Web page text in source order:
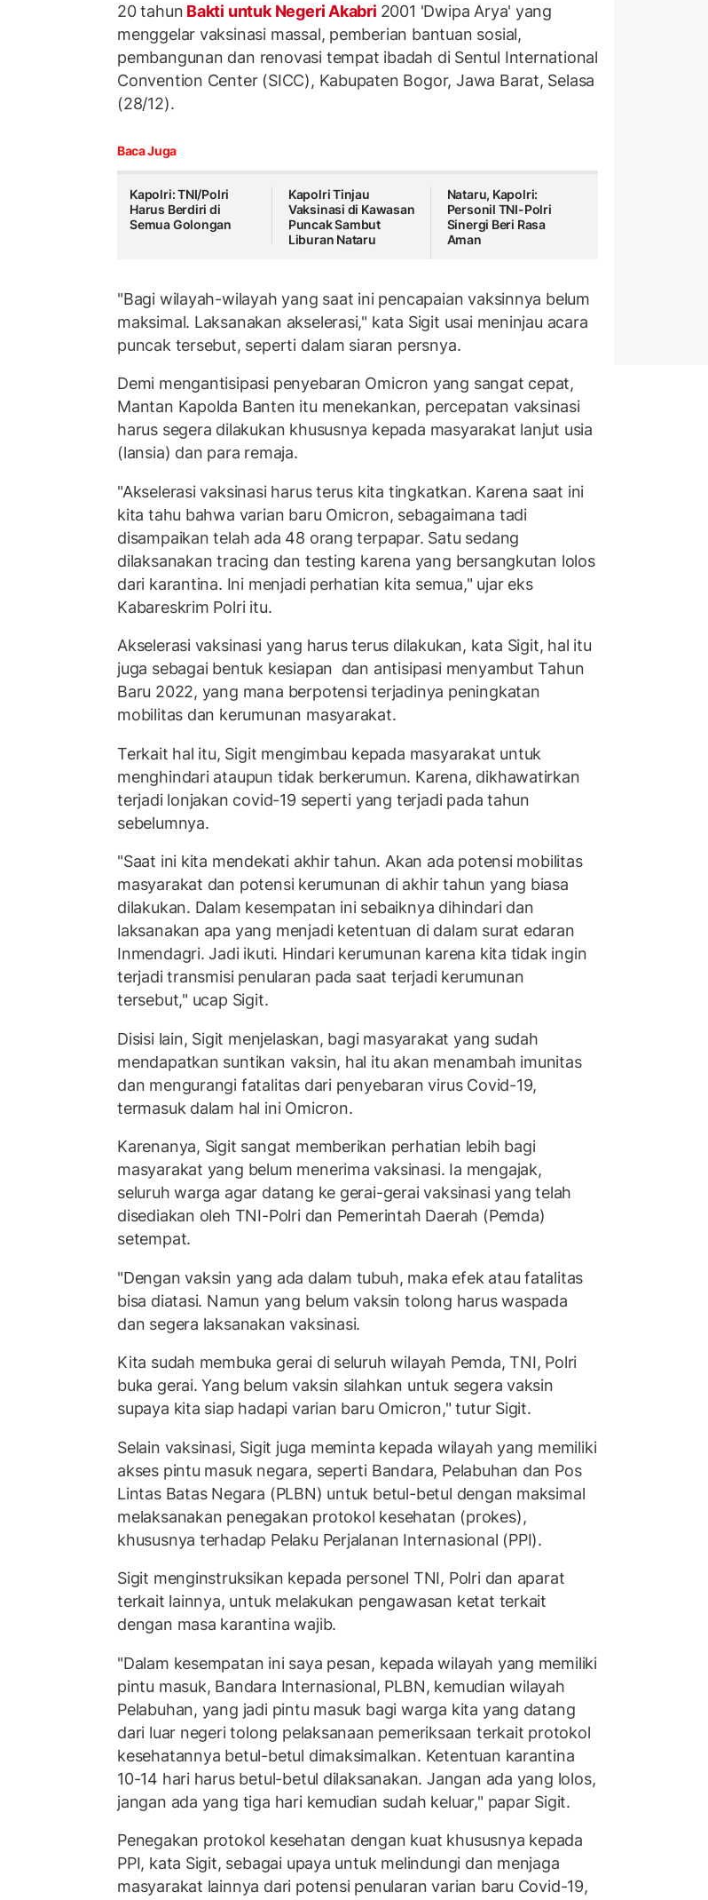
20 tahun Bakti untuk Negeri Akabri 2001 'Dwipa Arya' yang
menggelar vaksinasi massal, pemberian bantuan sosial,
pembangunan dan renovasi tempat ibadah di Sentul International
Convention Center (SICC), Kabupaten Bogor, Jawa Barat, Selasa
(28/12).
Baca Juga
Kapolri: TNI/Polri
Harus Berdiri di
Semua Golongan
Kapolri Tinjau
Vaksinasi di Kawasan
Puncak Sambut
Liburan Nataru
Nataru, Kapolri:
Personil TNI-Polri
Sinergi Beri Rasa
Aman
"Bagi wilayah-wilayah yang saat ini pencapaian vaksinnya belum
maksimal. Laksanakan akselerasi," kata Sigit usai meninjau acara
puncak tersebut, seperti dalam siaran persnya.
Demi mengantisipasi penyebaran Omicron yang sangat cepat,
Mantan Kapolda Banten itu menekankan, percepatan vaksinasi
harus segera dilakukan khususnya kepada masyarakat lanjut usia
(lansia) dan para remaja.
"Akselerasi vaksinasi harus terus kita tingkatkan. Karena saat ini
kita tahu bahwa varian baru Omicron, sebagaimana tadi
disampaikan telah ada 48 orang terpapar. Satu sedang
dilaksanakan tracing dan testing karena yang bersangkutan lolos
dari karantina. Ini menjadi perhatian kita semua," ujar eks
Kabareskrim Polri itu.
Akselerasi vaksinasi yang harus terus dilakukan, kata Sigit, hal itu
juga sebagai bentuk kesiapan dan antisipasi menyambut Tahun
Baru 2022, yang mana berpotensi terjadinya peningkatan
mobilitas dan kerumunan masyarakat.
Terkait hal itu, Sigit mengimbau kepada masyarakat untuk
menghindari ataupun tidak berkerumun. Karena, dikhawatirkan
terjadi lonjakan covid-19 seperti yang terjadi pada tahun
sebelumnya.
"Saat ini kita mendekati akhir tahun. Akan ada potensi mobilitas
masyarakat dan potensi kerumunan di akhir tahun yang biasa
dilakukan. Dalam kesempatan ini sebaiknya dihindari dan
laksanakan apa yang menjadi ketentuan di dalam surat edaran
Inmendagri. Jadi ikuti. Hindari kerumunan karena kita tidak ingin
terjadi transmisi penularan pada saat terjadi kerumunan
tersebut," ucap Sigit.
Disisi lain, Sigit menjelaskan, bagi masyarakat yang sudah
mendapatkan suntikan vaksin, hal itu akan menambah imunitas
dan mengurangi fatalitas dari penyebaran virus Covid-19,
termasuk dalam hal ini Omicron.
Karenanya, Sigit sangat memberikan perhatian lebih bagi
masyarakat yang belum menerima vaksinasi. Ia mengajak,
seluruh warga agar datang ke gerai-gerai vaksinasi yang telah
disediakan oleh TNI-Polri dan Pemerintah Daerah (Pemda)
setempat.
"Dengan vaksin yang ada dalam tubuh, maka efek atau fatalitas
bisa diatasi. Namun yang belum vaksin tolong harus waspada
dan segera laksanakan vaksinasi.
Kita sudah membuka gerai di seluruh wilayah Pemda, TNI, Polri
buka gerai. Yang belum vaksin silahkan untuk segera vaksin
supaya kita siap hadapi varian baru Omicron," tutur Sigit.
Selain vaksinasi, Sigit juga meminta kepada wilayah yang memiliki
akses pintu masuk negara, seperti Bandara, Pelabuhan dan Pos
Lintas Batas Negara (PLBN) untuk betul-betul dengan maksimal
melaksanakan penegakan protokol kesehatan (prokes),
khususnya terhadap Pelaku Perjalanan Internasional (PPI).
Sigit menginstruksikan kepada personel TNI, Polri dan aparat
terkait lainnya, untuk melakukan pengawasan ketat terkait
dengan masa karantina wajib.
"Dalam kesempatan ini saya pesan, kepada wilayah yang memiliki
pintu masuk, Bandara Internasional, PLBN, kemudian wilayah
Pelabuhan, yang jadi pintu masuk bagi warga kita yang datang
dari luar negeri tolong pelaksanaan pemeriksaan terkait protokol
kesehatannya betul-betul dimaksimalkan. Ketentuan karantina
10-14 hari harus betul-betul dilaksanakan. Jangan ada yang lolos,
jangan ada yang tiga hari kemudian sudah keluar," papar Sigit.
Penegakan protokol kesehatan dengan kuat khususnya kepada
PPI, kata Sigit, sebagai upaya untuk melindungi dan menjaga
masyarakat lainnya dari potensi penularan varian baru Covid-19,